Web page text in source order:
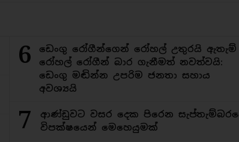
6
ඩෙංගු රෝගීන්ගෙන් රෝහල් උතුරයි ඇතැම්
රෝහල් රෝගීන් බාර ගැනීමත් නවත්වයි:
ඩෙංගු මඬින්න උපරිම ජනතා සහාය
අවශ්‍යයි
7
ආණ්ඩුවට වසර දෙක පිරෙන
විපක්ෂයෙන් මෙහෙයුමක්